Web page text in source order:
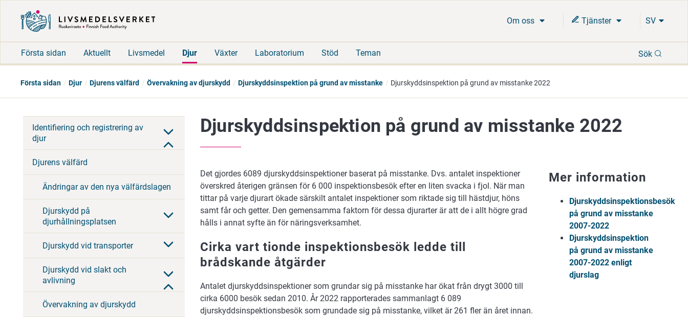
Om oss Tjänster SV
Första sidan Aktuellt Livsmedel Djur Växter Laboratorium Stöd Teman Sök
Första sidan Djur Djurens välfärd Övervakning av djurskydd Djurskyddsinspektion på grund av misstanke Djurskyddsinspektion på grund av misstanke 2022
Identifiering och registrering av
djur
Djurens välfärd
Ändringar av den nya välfärdslagen
Djurskydd på
djurhållningsplatsen
Djurskydd vid transporter
Djurskydd vid slakt och
avlivning
Övervakning av djurskydd
Djurskyddsinspektion på grund av misstanke 2022
Det gjordes 6089 djurskyddsinspektioner baserat på misstanke. Dvs. antalet inspektioner
överskred återigen gränsen för 6 000 inspektionsbesök efter en liten svacka i fjol. När man
tittar på varje djurart ökade särskilt antalet inspektioner som riktade sig till hästdjur, höns
samt får och getter. Den gemensamma faktorn för dessa djurarter är att de i allt högre grad
hålls i annat syfte än för näringsverksamhet.
Cirka vart tionde inspektionsbesök ledde till
brådskande åtgärder
Antalet djurskyddsinspektioner som grundar sig på misstanke har ökat från drygt 3000 till
cirka 6000 besök sedan 2010. År 2022 rapporterades sammanlagt 6 089
djurskyddsinspektionsbesök som grundade sig på misstanke, vilket är 261 fler än året innan.
Mer information
Djurskyddsinspektionsbesök
på grund av misstanke
2007-2022
Djurskyddsinspektion
på grund av misstanke
2007-2022 enligt
djurslag